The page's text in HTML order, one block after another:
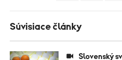
Súvisiace články